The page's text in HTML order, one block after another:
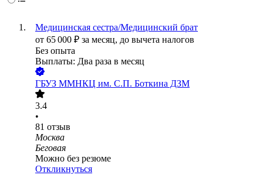
Медицинская сестра/Медицинский брат
от 65 000 ₽ за месяц, до вычета налогов
Без опыта
Выплаты: Два раза в месяц
ГБУЗ ММНКЦ им. С.П. Боткина ДЗМ
3.4
•
81 отзыв
Москва
Беговая
Можно без резюме
Откликнуться